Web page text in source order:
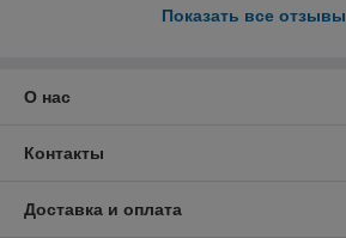
Показать все отзывы
О нас
Контакты
Доставка и оплата